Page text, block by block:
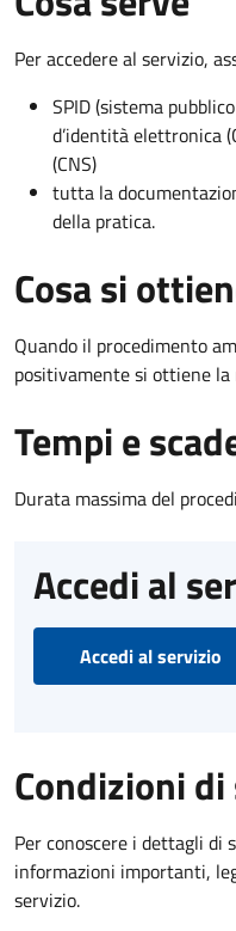
Per accedere al servizio,
SPID (sistema
d’identità elettronica
(CNS)
tutta la
della pratica.
Cosa si
Quando il procedimento
positivamente si ottiene
Tempi e
Durata massima del
Accedi al
Accedi al servizio
Condizioni
Per conoscere i dettagli di
informazioni importanti,
servizio.